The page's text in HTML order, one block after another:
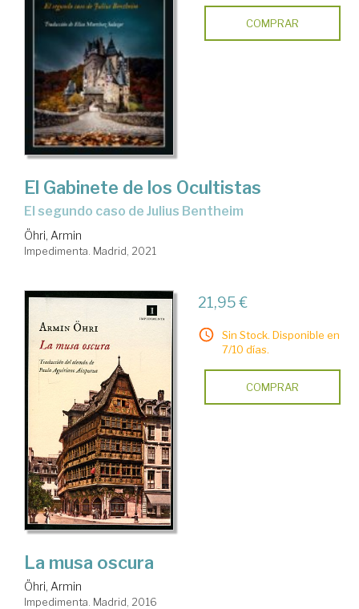
COMPRAR
El Gabinete de los Ocultistas
El segundo caso de Julius Bentheim
Öhri, Armin
Impedimenta. Madrid, 2021
21,95 €
Sin Stock. Disponible en
7/10 días.
COMPRAR
La musa oscura
Öhri, Armin
Impedimenta. Madrid, 2016